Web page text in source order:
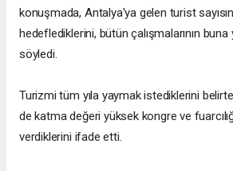
konuşmada, Antalya'ya gelen turist
hedeflediklerini, bütün çalışmalarının
söyledi.
Turizmi tüm yıla yaymak istediklerini
de katma değeri yüksek kongre ve
verdiklerini ifade etti.